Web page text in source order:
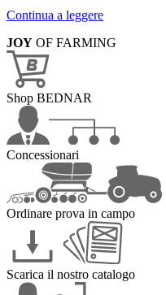
Continua a leggere
JOY OF FARMING
Shop BEDNAR
Concessionari
Ordinare prova in campo
Scarica il nostro catalogo